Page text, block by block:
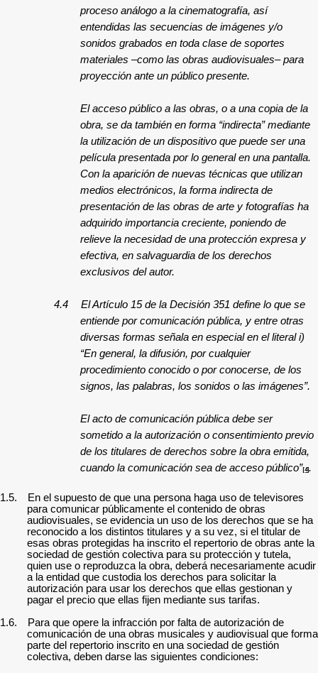
proceso análogo a la cinematografía, así
entendidas las secuencias de imágenes y/o
sonidos grabados en toda clase de soportes
materiales –como las obras audiovisuales– para
proyección ante un público presente.
El acceso público a las obras, o a una copia de la
obra, se da también en forma “indirecta” mediante
la utilización de un dispositivo que puede ser una
película presentada por lo general en una pantalla.
Con la aparición de nuevas técnicas que utilizan
medios electrónicos, la forma indirecta de
presentación de las obras de arte y fotografías ha
adquirido importancia creciente, poniendo de
relieve la necesidad de una protección expresa y
efectiva, en salvaguardia de los derechos
exclusivos del autor.
4.4
El Artículo 15 de la Decisión 351 define lo que se
entiende por comunicación pública, y entre otras
diversas formas señala en especial en el literal i)
“En general, la difusión, por cualquier
procedimiento conocido o por conocerse, de los
signos, las palabras, los sonidos o las imágenes”.
El acto de comunicación pública debe ser
sometido a la autorización o consentimiento previo
de los titulares de derechos sobre la obra emitida,
cuando la comunicación sea de acceso público”[4].
1.5.
En el supuesto de que una persona haga uso de televisores
para comunicar públicamente el contenido de obras
audiovisuales, se evidencia un uso de los derechos que se ha
reconocido a los distintos titulares y a su vez, si el titular de
esas obras protegidas ha inscrito el repertorio de obras ante la
sociedad de gestión colectiva para su protección y tutela,
quien use o reproduzca la obra, deberá necesariamente acudir
a la entidad que custodia los derechos para solicitar la
autorización para usar los derechos que ellas gestionan y
pagar el precio que ellas fijen mediante sus tarifas.
1.6.
Para que opere la infracción por falta de autorización de
comunicación de una obras musicales y audiovisual que forma
parte del repertorio inscrito en una sociedad de gestión
colectiva, deben darse las siguientes condiciones: